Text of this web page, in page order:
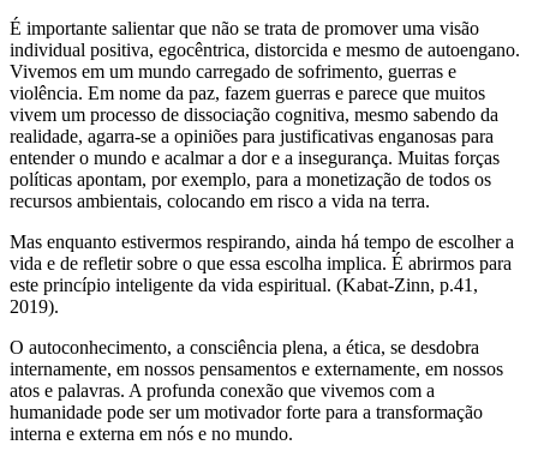
É importante salientar que não se trata de promover uma visão
individual positiva, egocêntrica, distorcida e mesmo de autoengano.
Vivemos em um mundo carregado de sofrimento, guerras e
violência. Em nome da paz, fazem guerras e parece que muitos
vivem um processo de dissociação cognitiva, mesmo sabendo da
realidade, agarra-se a opiniões para justificativas enganosas para
entender o mundo e acalmar a dor e a insegurança. Muitas forças
políticas apontam, por exemplo, para a monetização de todos os
recursos ambientais, colocando em risco a vida na terra.
Mas enquanto estivermos respirando, ainda há tempo de escolher a
vida e de refletir sobre o que essa escolha implica. É abrirmos para
este princípio inteligente da vida espiritual. (Kabat-Zinn, p.41,
2019).
O autoconhecimento, a consciência plena, a ética, se desdobra
internamente, em nossos pensamentos e externamente, em nossos
atos e palavras. A profunda conexão que vivemos com a
humanidade pode ser um motivador forte para a transformação
interna e externa em nós e no mundo.